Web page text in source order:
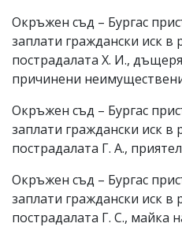
Окръжен съд – Бургас
заплати граждански иск в
пострадалата Х. И.,
причинени
Окръжен съд – Бургас
заплати граждански иск в
пострадалата Г. А.,
Окръжен съд – Бургас
заплати граждански иск в
пострадалата Г. С., майка